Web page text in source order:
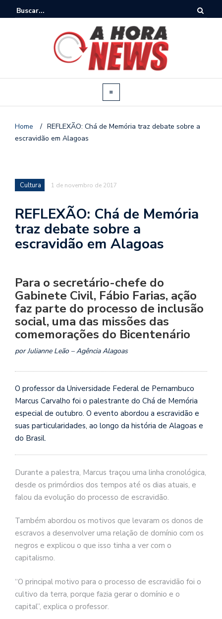
Home / REFLEXÃO: Chá de Memória traz debate sobre a
escravidão em Alagoas
Cultura 1 de novembro de 2017
REFLEXÃO: Chá de Memória
traz debate sobre a
escravidão em Alagoas
Para o secretário-chefe do
Gabinete Civil, Fábio Farias, ação
faz parte do processo de inclusão
social, uma das missões das
comemorações do Bicentenário
por Julianne Leão – Agência Alagoas
O professor da Universidade Federal de Pernambuco
Marcus Carvalho foi o palestrante do Chá de Memória
especial de outubro. O evento abordou a escravidão e
suas particularidades, ao longo da história de Alagoas e
do Brasil.
Durante a palestra, Marcus traçou uma linha cronológica,
desde os primórdios dos tempos até os dias atuais, e
falou da evolução do processo de escravidão.
Também abordou os motivos que levaram os donos de
escravos a desenvolver uma relação de domínio com os
negros e explicou o que isso tinha a ver com o
capitalismo.
“O principal motivo para o processo de escravidão foi o
cultivo da terra, porque fazia gerar o domínio e o
capital”, explica o professor.